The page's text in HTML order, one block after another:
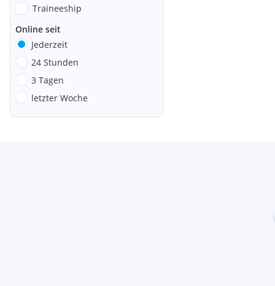
Traineeship
Online seit
Jederzeit
24 Stunden
3 Tagen
letzter Woche